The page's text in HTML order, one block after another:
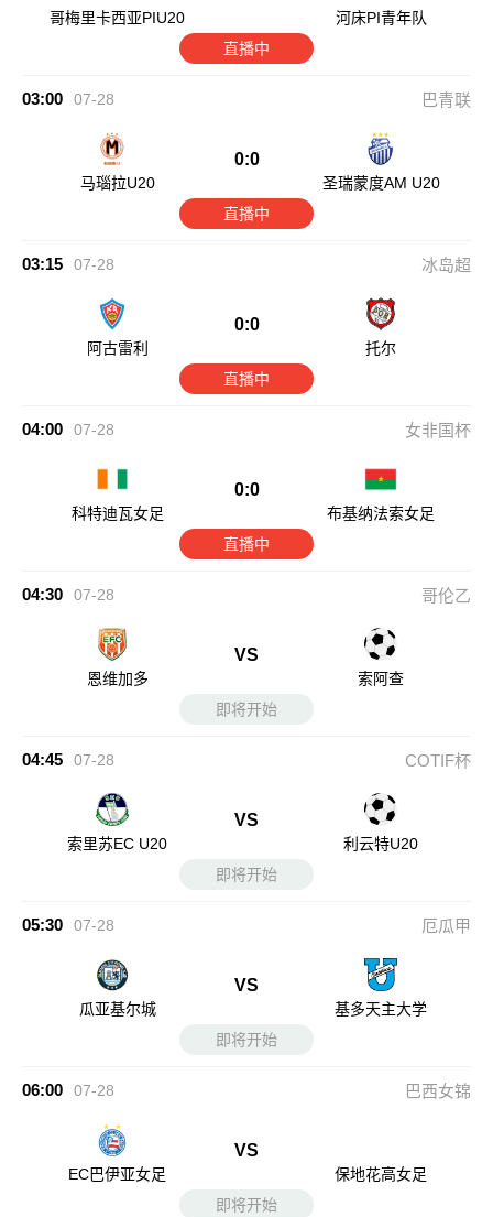
哥梅里卡西亚PIU20
河床PI青年队
直播中
03:00 07-28 巴青联
马瑙拉U20
0:0
圣瑞蒙度AM U20
直播中
03:15 07-28 冰岛超
阿古雷利
0:0
托尔
直播中
04:00 07-28 女非国杯
科特迪瓦女足
0:0
布基纳法索女足
直播中
04:30 07-28 哥伦乙
恩维加多
VS
索阿查
即将开始
04:45 07-28 COTIF杯
索里苏EC U20
VS
利云特U20
即将开始
05:30 07-28 厄瓜甲
瓜亚基尔城
VS
基多天主大学
即将开始
06:00 07-28 巴西女锦
EC巴伊亚女足
VS
保地花高女足
即将开始